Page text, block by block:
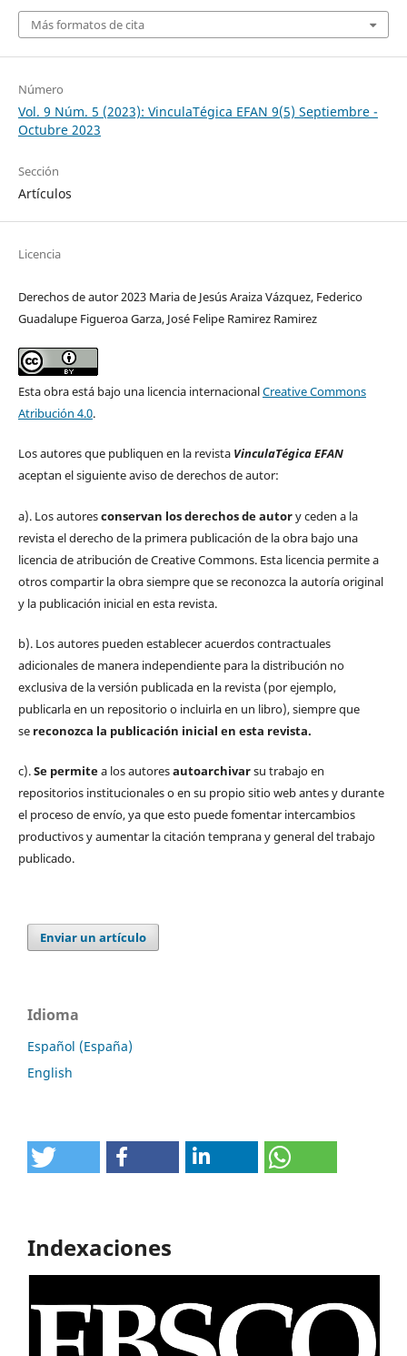
Más formatos de cita
Número
Vol. 9 Núm. 5 (2023): VinculaTégica EFAN 9(5) Septiembre -
Octubre 2023
Sección
Artículos
Licencia
Derechos de autor 2023 Maria de Jesús Araiza Vázquez, Federico
Guadalupe Figueroa Garza, José Felipe Ramirez Ramirez
Esta obra está bajo una licencia internacionalCreative Commons
Atribución 4.0.
Los autores que publiquen en la revista VinculaTégica EFAN
aceptan el siguiente aviso de derechos de autor:
a). Los autoresconservan los derechos de autory ceden a la
revista el derecho de la primera publicación de la obra bajo una
licencia de atribución de Creative Commons. Esta licencia permite a
otros compartir la obra siempre que se reconozca la autoría original
y la publicación inicial en esta revista.
b). Los autores pueden establecer acuerdos contractuales
adicionales de manera independiente para la distribución no
exclusiva de la versión publicada en la revista (por ejemplo,
publicarla en un repositorio o incluirla en un libro), siempre que
sereconozca la publicación inicial en esta revista.
c).Se permitea los autoresautoarchivarsu trabajo en
repositorios institucionales o en su propio sitio web antes y durante
el proceso de envío, ya que esto puede fomentar intercambios
productivos y aumentar la citación temprana y general del trabajo
publicado.
Enviar un artículo
Idioma
Español (España)
English
Indexaciones